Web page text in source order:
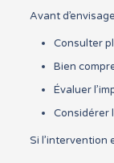
Avant
Consulter
Bien
Évaluer
Considérer
Si l’intervention